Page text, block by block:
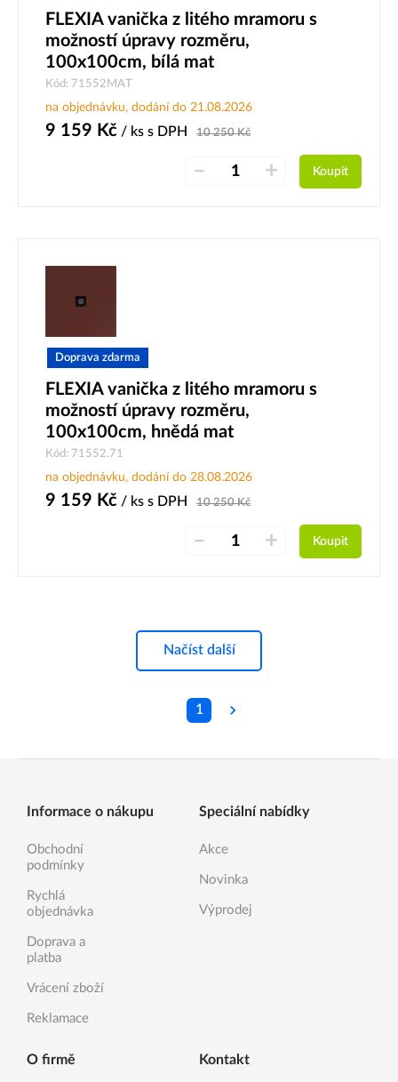
FLEXIA vanička z litého mramoru s
možností úpravy rozměru,
100x100cm, bílá mat
Kód: 71552MAT
na objednávku, dodání do 21.08.2026
9 159 Kč / ks s DPH 10 250Kč
– + Koupit
Doprava zdarma
FLEXIA vanička z litého mramoru s
možností úpravy rozměru,
100x100cm, hnědá mat
Kód: 71552.71
na objednávku, dodání do 28.08.2026
9 159 Kč / ks s DPH 10 250Kč
– + Koupit
Načíst další
1
Informace o nákupu
Obchodní
podmínky
Rychlá
objednávka
Doprava a
platba
Vrácení zboží
Reklamace
Speciální nabídky
Akce
Novinka
Výprodej
O firmě Kontakt